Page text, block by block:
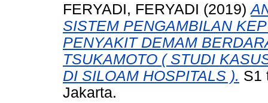
FERYADI, FERYADI (2019)
SISTEM PENGAMBILAN
PENYAKIT DEMAM
TSUKAMOTO ( STUDI
DI SILOAM HOSPITALS ). S1
Jakarta.